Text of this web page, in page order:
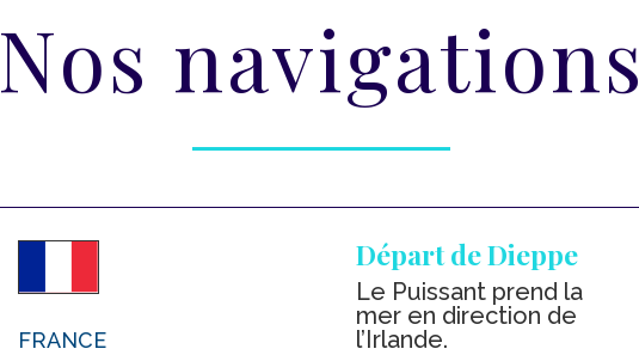
Nos navigations
FRANCE
Départ de Dieppe
Le Puissant prend la
mer en direction de
l’Irlande.